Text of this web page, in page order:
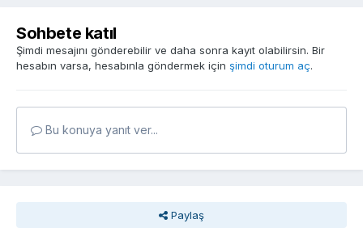
Sohbete katıl
Şimdi mesajını gönderebilir ve daha sonra kayıt olabilirsin. Bir
hesabın varsa, hesabınla göndermek için şimdi oturum aç.
Bu konuya yanıt ver...
Paylaş